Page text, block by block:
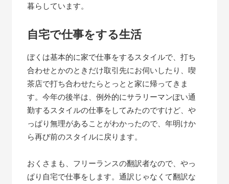
暮らしています。
自宅で仕事をする生活
ぼくは基本的に家で仕事をするスタイルで、打ち
合わせとかのときだけ取引先にお伺いしたり、喫
茶店で打ち合わせたらとっとと家に帰ってきま
す。今年の後半は、例外的にサラリーマンぽい通
勤するスタイルの仕事をしてみたのですけど、や
っぱり無理があることがわかったので、年明けか
ら再び前のスタイルに戻ります。
おくさまも、フリーランスの翻訳者なので、やっ
ぱり自宅で仕事をします。通訳じゃなくて翻訳な